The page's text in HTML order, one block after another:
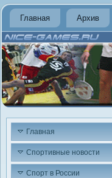
Главная Архив
Главная
Спортивные новости
Спорт в России